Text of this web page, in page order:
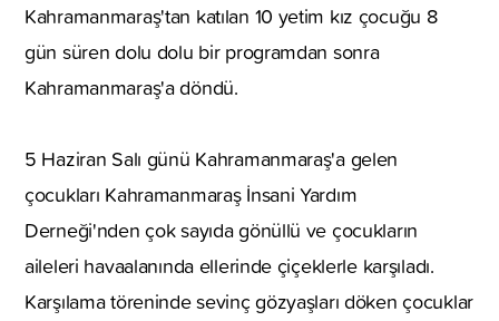
Kahramanmaraş'tan katılan 10 yetim kız çocuğu 8
gün süren dolu dolu bir programdan sonra
Kahramanmaraş'a döndü.
5 Haziran Salı günü Kahramanmaraş'a gelen
çocukları Kahramanmaraş İnsani Yardım
Derneği'nden çok sayıda gönüllü ve çocukların
aileleri havaalanında ellerinde çiçeklerle karşıladı.
Karşılama töreninde sevinç gözyaşları döken çocuklar